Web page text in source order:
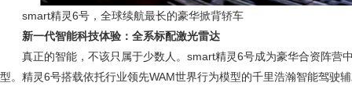
smart精灵6号，全球续航最长的豪华掀背轿车
新一代智能科技体验：全系标配激光雷达
真正的智能，不该只属于少数人。smart精灵6号成为豪华合资阵营
型。精灵6号搭载依托行业领先WAM世界行为模型的千里浩瀚智能驾驶